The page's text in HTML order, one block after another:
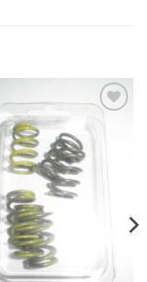
στη Λίστα
Επιθυμιών